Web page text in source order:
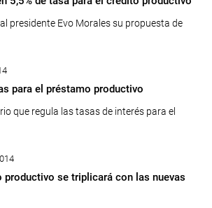
presidente Evo Morales su propuesta de
para el préstamo productivo
que regula las tasas de interés para el
productivo se triplicará con las nuevas